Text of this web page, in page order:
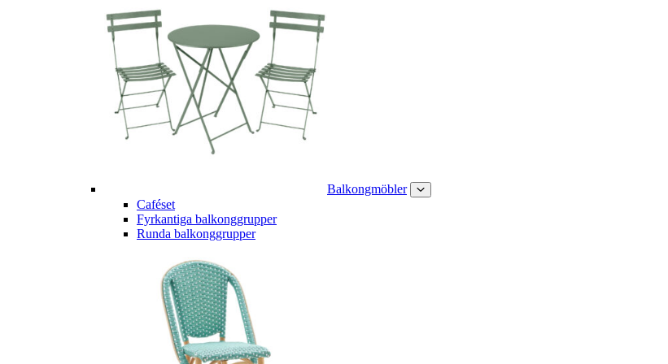
Balkongmöbler
Caféset
Fyrkantiga balkonggrupper
Runda balkonggrupper